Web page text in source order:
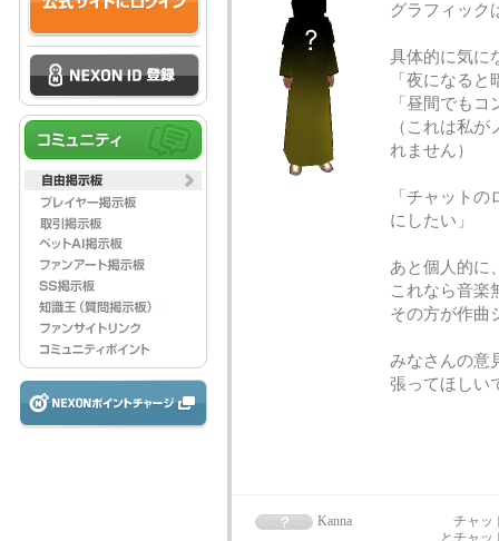
グラフィック
具体的に気に
「夜になる
「昼間でも
（これは私
れません）
「チャット
にしたい」
あと個人的に
これなら音楽
その方が作曲
みなさんの意
張ってほしい
Kanna
チャッ
とチャッ